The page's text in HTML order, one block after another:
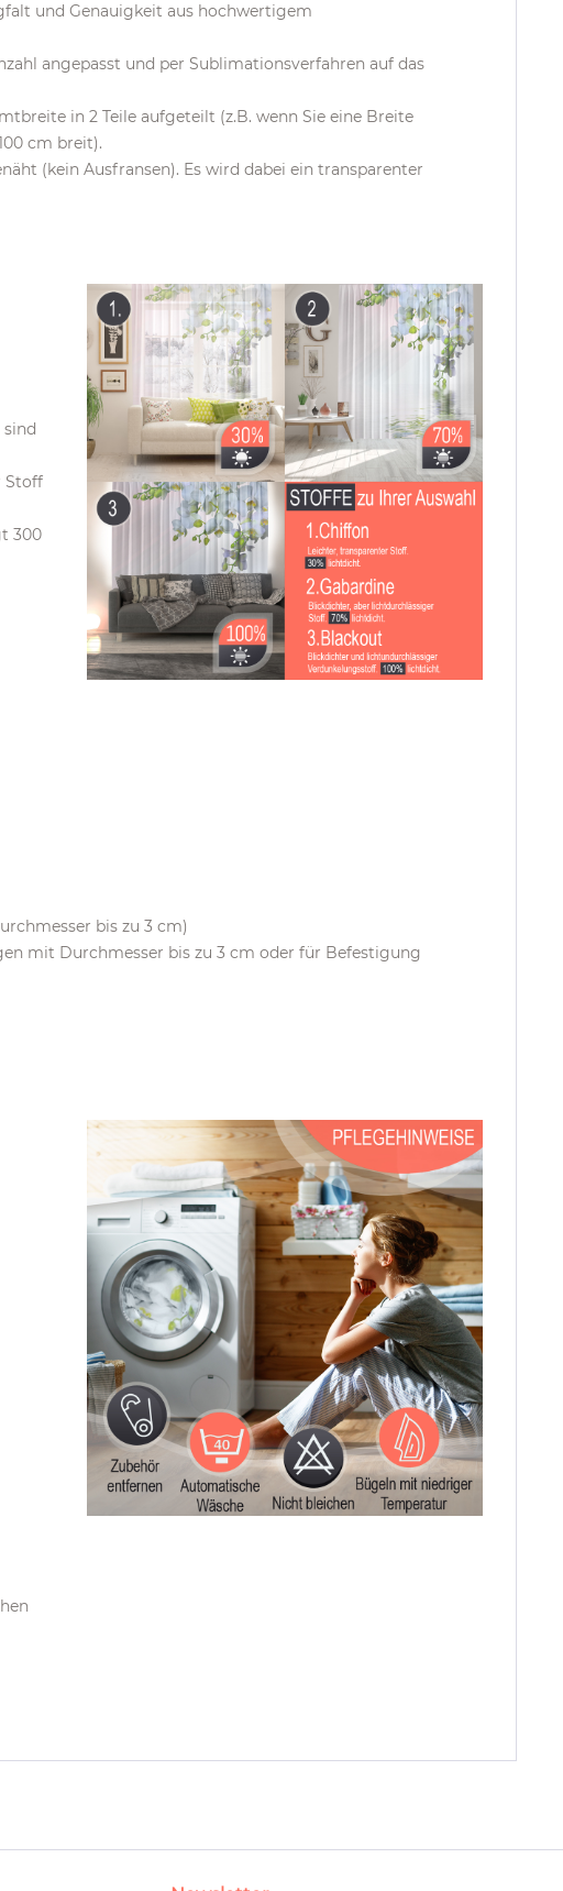
und Genauigkeit aus hochwertigem
angepasst und per Sublimationsverfahren auf das
in 2 Teile aufgeteilt (z.B. wenn Sie eine Breite
cm breit).
(kein Ausfransen). Es wird dabei ein transparenter
Stoff
300
bis zu 3 cm)
mit Durchmesser bis zu 3 cm oder für Befestigung